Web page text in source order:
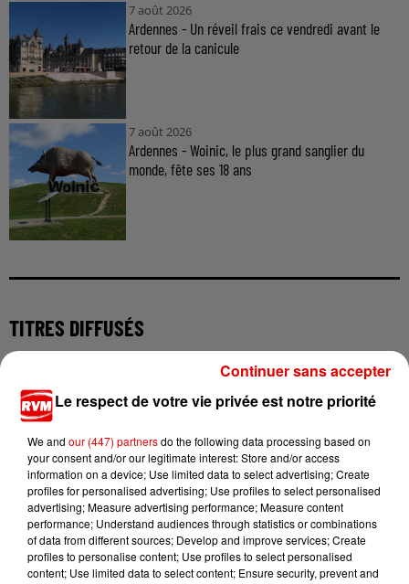
7 août 2026
Ardennes - Un réveil frais ce vendredi avant le
retour de la canicule
7 août 2026
Ardennes - Woinic, le plus grand sanglier du
monde, fête ses 18 ans
TITRES DIFFUSÉS
8h38
8h38
DJO
End Of Beginning
8h35
8h35
HUGEL, IMAEL ANGEL,
ULTRA NATE
Movin' To The Sun
8h32
8h32
ADELE CASTILLON
Ete Avec Toi
Le respect de votre vie privée est notre priorité
We and our (447) partnersdo the following data processing based on
your consent and/or our legitimate interest: Store and/or access
information on a device; Use limited data to select advertising; Create
profiles for personalised advertising; Use profiles to select personalised
advertising; Measure advertising performance; Measure content
performance; Understand audiences through statistics or combinations
of data from different sources; Develop and improve services; Create
profiles to personalise content; Use profiles to select personalised
content; Use limited data to select content; Ensure security, prevent and
Continuer sans accepter